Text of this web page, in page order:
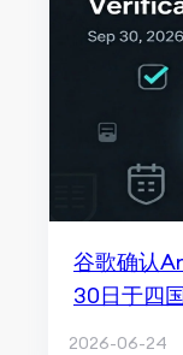
谷歌确认
30日于四
2026-06-24